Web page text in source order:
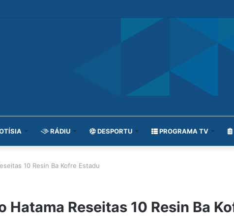
RÁDIU DESPORTU PROGRAMA TV
10 Resin Ba Kofre Estadu
Hatama Reseitas 10 Resin Ba